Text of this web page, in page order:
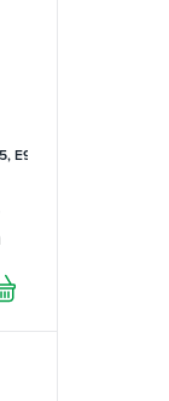
E9, Mercedes